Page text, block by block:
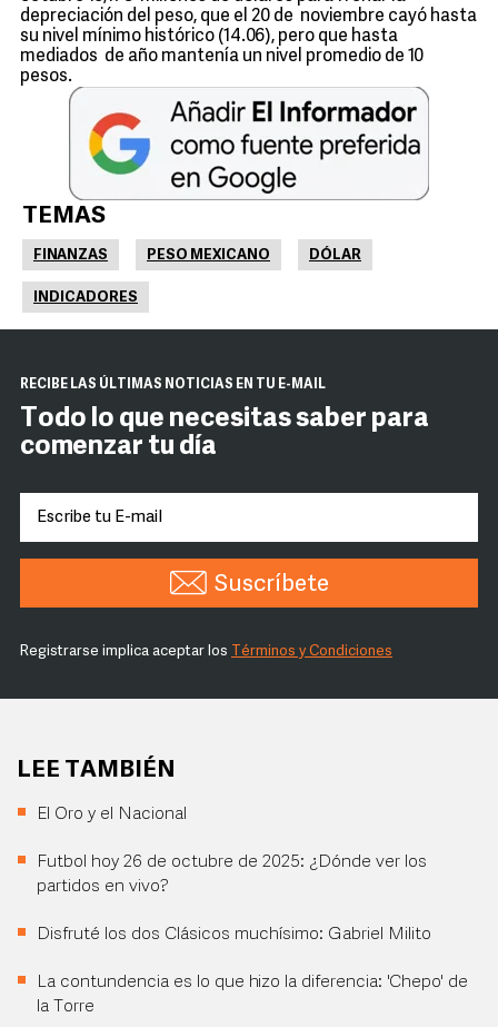
depreciación del peso, que el 20 de noviembre cayó hasta
su nivel mínimo histórico (14.06), pero que hasta
mediados de año mantenía un nivel promedio de 10
pesos.
TEMAS
FINANZAS PESO MEXICANO DÓLAR
INDICADORES
RECIBE LAS ÚLTIMAS NOTICIAS EN TU E-MAIL
Todo lo que necesitas saber para
comenzar tu día
Suscríbete
Registrarse implica aceptar los Términos y Condiciones
LEE TAMBIÉN
El Oro y el Nacional
Futbol hoy 26 de octubre de 2025: ¿Dónde ver los
partidos en vivo?
Disfruté los dos Clásicos muchísimo: Gabriel Milito
La contundencia es lo que hizo la diferencia: 'Chepo' de
la Torre